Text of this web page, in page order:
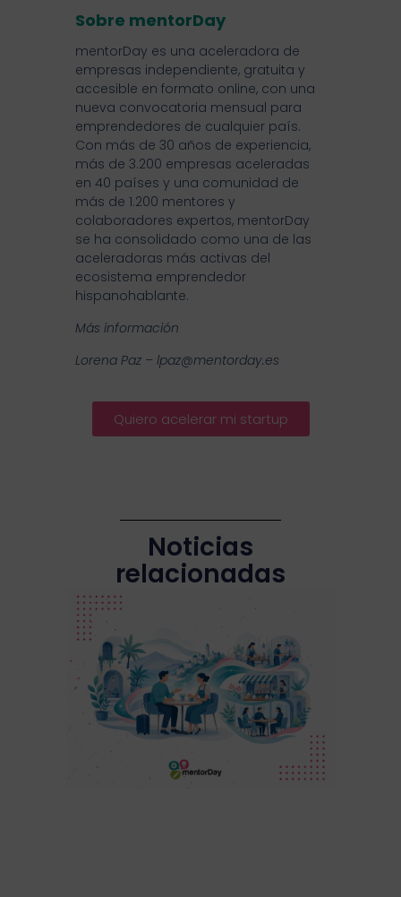
Sobre mentorDay
mentorDay es una aceleradora de
empresas independiente, gratuita y
accesible en formato online, con una
nueva convocatoria mensual para
emprendedores de cualquier país.
Con más de 30 años de experiencia,
más de 3.200 empresas aceleradas
en 40 países y una comunidad de
más de 1.200 mentores y
colaboradores expertos, mentorDay
se ha consolidado como una de las
aceleradoras más activas del
ecosistema emprendedor
hispanohablante.
Más información
Lorena Paz – lpaz@mentorday.es
Quiero acelerar mi startup
Noticias
relacionadas